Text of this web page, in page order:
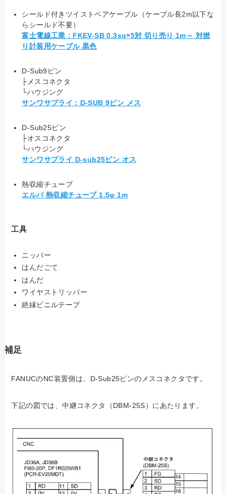
シールド付きツイストペアケーブル（ケーブル長2m以下な
らシールド不要）
富士電線工業：FKEV-SB 0.3sq×5対 切り売り 1m～ 対撚
り計装用ケーブル 黒色
D-Sub9ピン
├メスコネクタ
└ハウジング
サンワサプライ：D-SUB 9ピン メス
D-Sub25ピン
├オスコネクタ
└ハウジング
サンワサプライ D-sub25ピン オス
熱収縮チューブ
エルパ 熱収縮チューブ 1.5φ 1m
工具
ニッパー
はんだごて
はんだ
ワイヤストリッパー
絶縁ビニルテープ
補足
FANUCのNC装置側は、D-Sub25ピンのメスコネクタです。
下記の図では、中継コネクタ（DBM-25S）にあたります。